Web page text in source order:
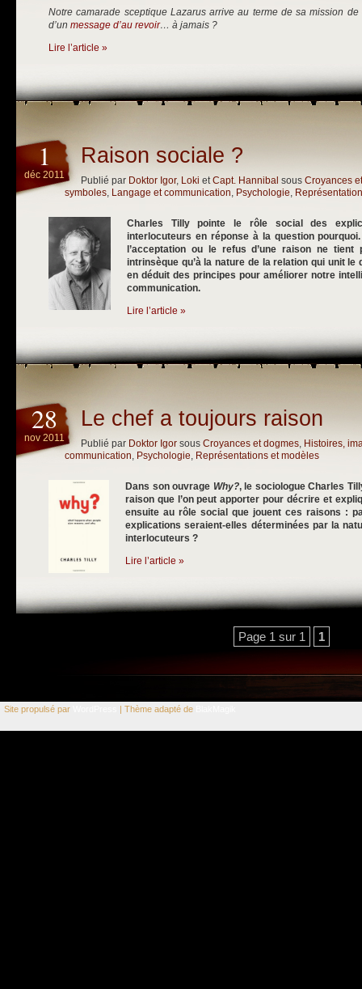
Notre camarade sceptique Lazarus arrive au terme de sa mission
d’un message d’au revoir… à jamais ?
Lire l’article »
1
déc 2011
Raison sociale ?
Publié par Doktor Igor, Loki etCapt. Hannibal sous Croyances
symboles, Langage et communication, Psychologie,
Charles Tilly pointe le rôle social des
interlocuteurs en réponse à la question
l’acceptation ou le refus d’une raison ne
intrinsèque qu’à la nature de la relation qui unit le
en déduit des principes pour améliorer notre
communication.
Lire l’article »
28
nov 2011
Le chef a toujours raison
Publié par Doktor Igor sous Croyances et dogmes, Histoires,
communication, Psychologie, Représentations et modèles
Dans son ouvrage Why?, le sociologue Charles
raison que l’on peut apporter pour décrire et
ensuite au rôle social que jouent ces raisons :
explications seraient-elles déterminées par la
interlocuteurs ?
Lire l’article »
Page 1 sur 1 1
Site propulsé par | Thème adapté de